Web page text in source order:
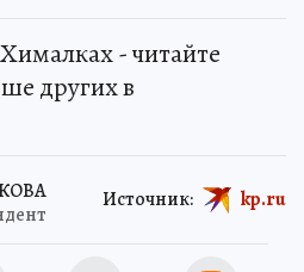
- читайте
других в
Источник: kp.ru